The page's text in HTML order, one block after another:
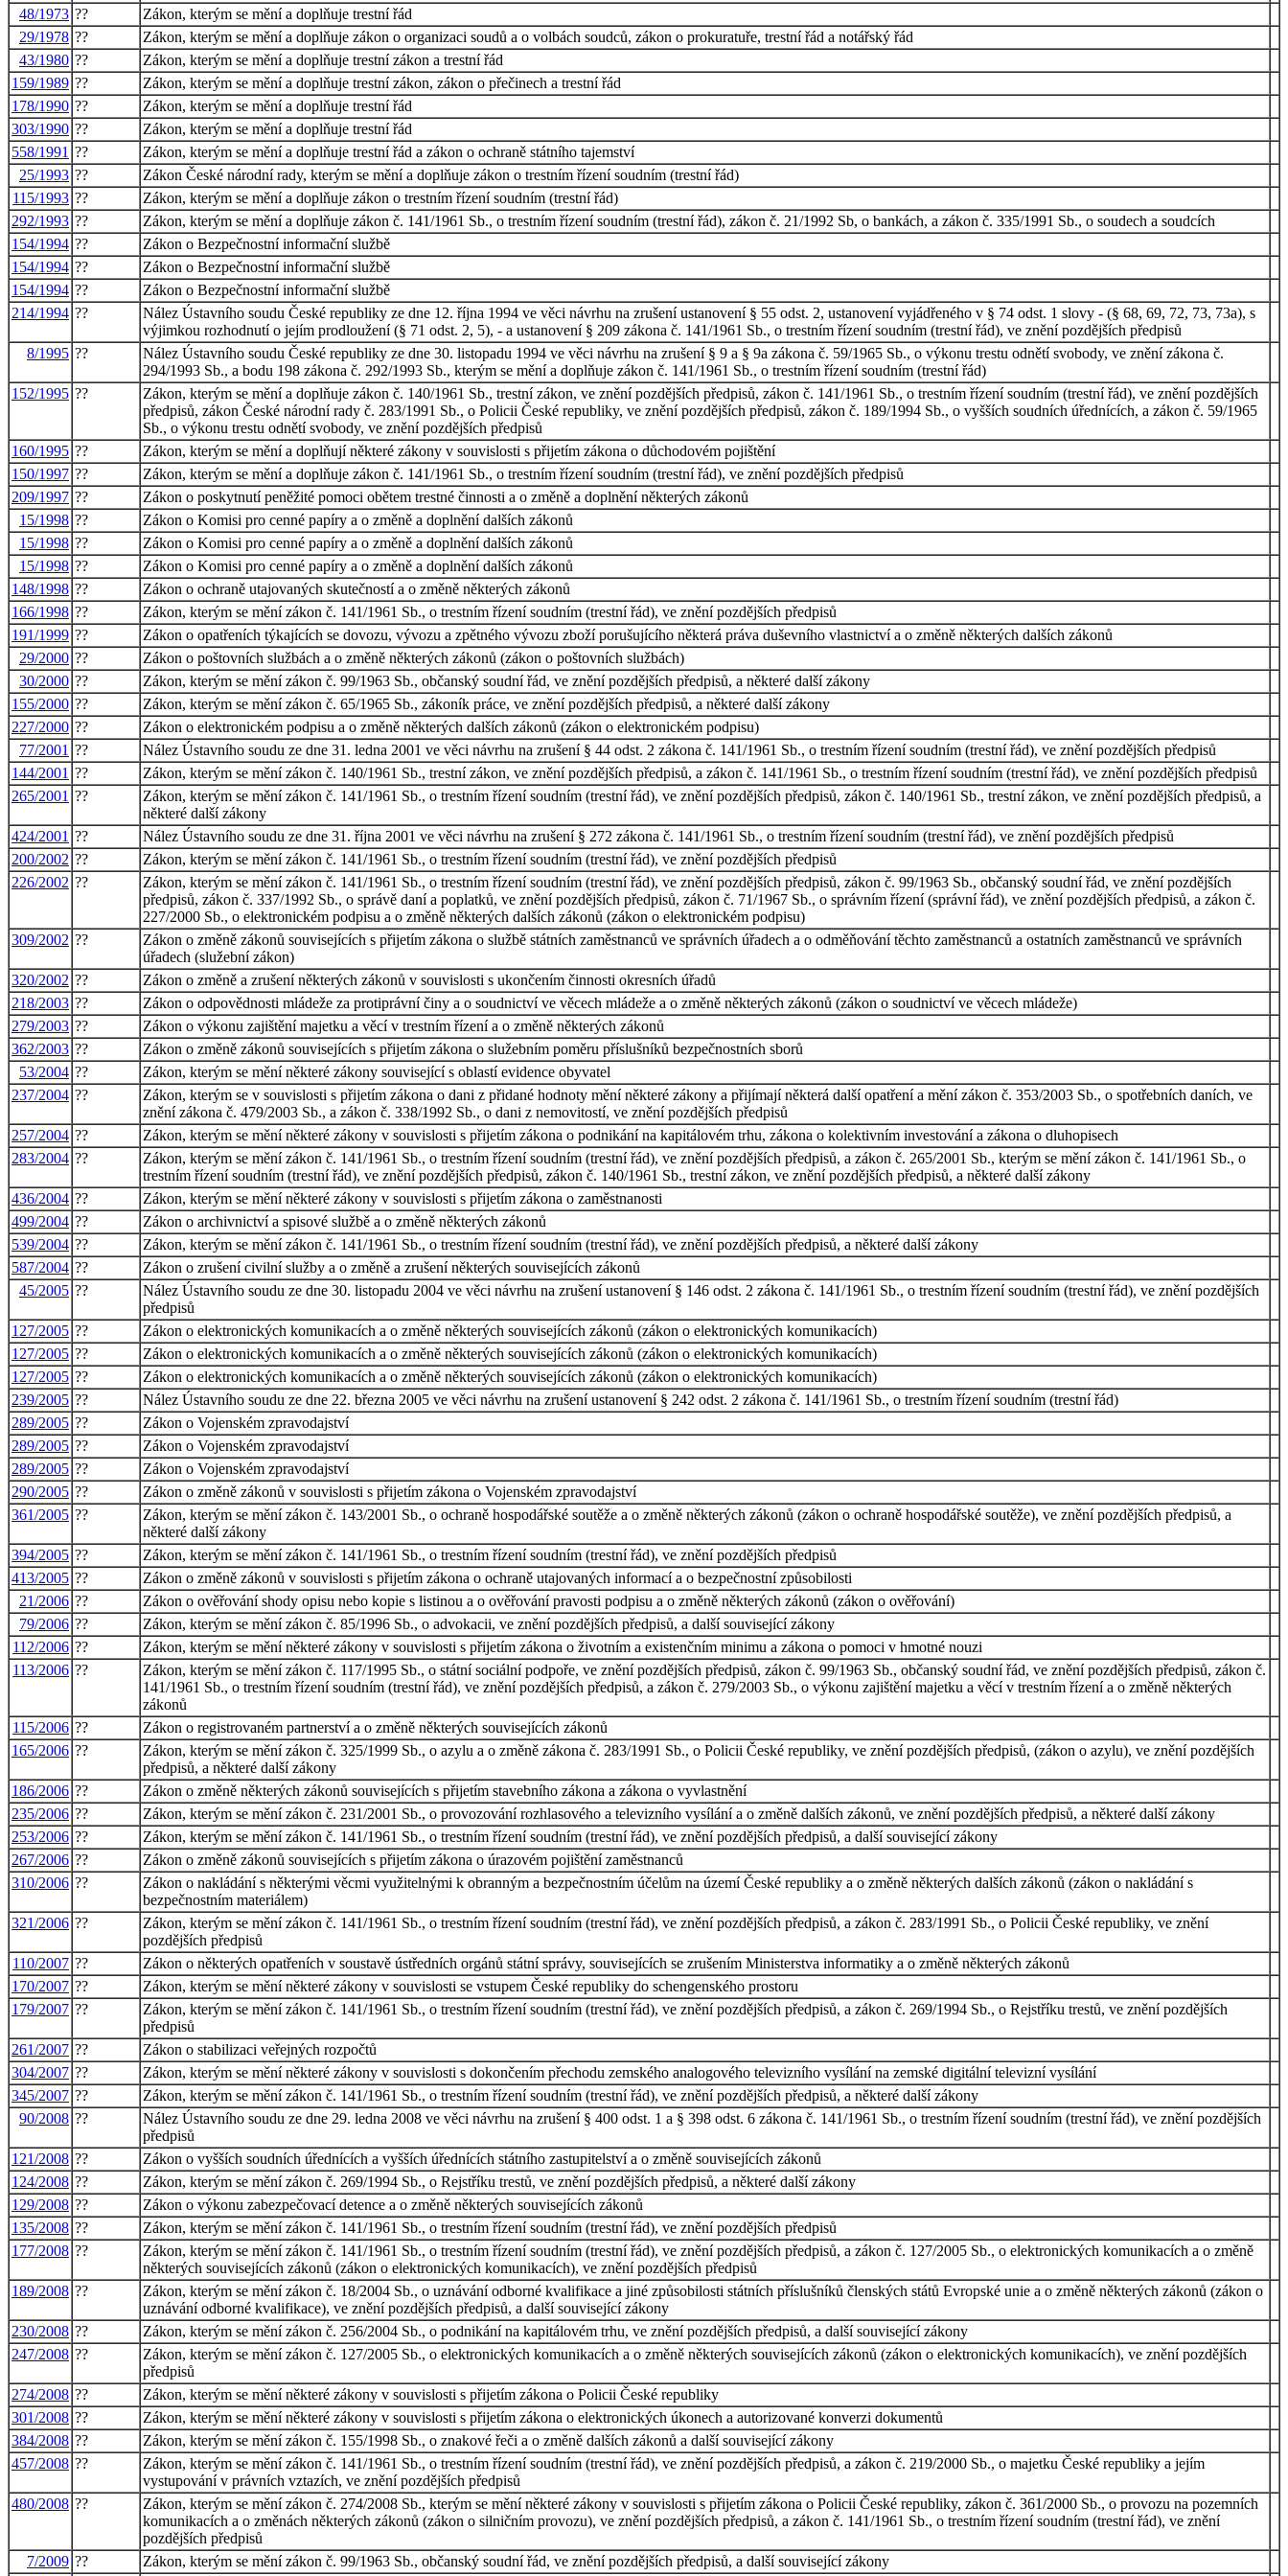
48/1973 ??
Zákon, kterým se mění a doplňuje trestní řád
29/1978 ??
Zákon, kterým se mění a doplňuje zákon o organizaci soudů a o volbách soudců, zákon o prokuratuře, trestní řád a notářský řád
43/1980 ??
Zákon, kterým se mění a doplňuje trestní zákon a trestní řád
159/1989 ??
Zákon, kterým se mění a doplňuje trestní zákon, zákon o přečinech a trestní řád
178/1990 ??
Zákon, kterým se mění a doplňuje trestní řád
303/1990 ??
Zákon, kterým se mění a doplňuje trestní řád
558/1991 ??
Zákon, kterým se mění a doplňuje trestní řád a zákon o ochraně státního tajemství
25/1993 ??
Zákon České národní rady, kterým se mění a doplňuje zákon o trestním řízení soudním (trestní řád)
115/1993 ??
Zákon, kterým se mění a doplňuje zákon o trestním řízení soudním (trestní řád)
292/1993 ??
Zákon, kterým se mění a doplňuje zákon č. 141/1961 Sb., o trestním řízení soudním (trestní řád), zákon č. 21/1992 Sb, o bankách, a zákon č. 335/1991 Sb., o soudech a soudcích
154/1994 ??
Zákon o Bezpečnostní informační službě
154/1994 ??
Zákon o Bezpečnostní informační službě
154/1994 ??
Zákon o Bezpečnostní informační službě
214/1994 ??
Nález Ústavního soudu České republiky ze dne 12. října 1994 ve věci návrhu na zrušení ustanovení § 55 odst. 2, ustanovení vyjádřeného v § 74 odst. 1 slovy - (§ 68, 69, 72, 73, 73a), s
výjimkou rozhodnutí o jejím prodloužení (§ 71 odst. 2, 5), - a ustanovení § 209 zákona č. 141/1961 Sb., o trestním řízení soudním (trestní řád), ve znění pozdějších předpisů
8/1995 ??
Nález Ústavního soudu České republiky ze dne 30. listopadu 1994 ve věci návrhu na zrušení § 9 a § 9a zákona č. 59/1965 Sb., o výkonu trestu odnětí svobody, ve znění zákona č.
294/1993 Sb., a bodu 198 zákona č. 292/1993 Sb., kterým se mění a doplňuje zákon č. 141/1961 Sb., o trestním řízení soudním (trestní řád)
152/1995 ??
Zákon, kterým se mění a doplňuje zákon č. 140/1961 Sb., trestní zákon, ve znění pozdějších předpisů, zákon č. 141/1961 Sb., o trestním řízení soudním (trestní řád), ve znění pozdějších
předpisů, zákon České národní rady č. 283/1991 Sb., o Policii České republiky, ve znění pozdějších předpisů, zákon č. 189/1994 Sb., o vyšších soudních úřednících, a zákon č. 59/1965
Sb., o výkonu trestu odnětí svobody, ve znění pozdějších předpisů
160/1995 ??
Zákon, kterým se mění a doplňují některé zákony v souvislosti s přijetím zákona o důchodovém pojištění
150/1997 ??
Zákon, kterým se mění a doplňuje zákon č. 141/1961 Sb., o trestním řízení soudním (trestní řád), ve znění pozdějších předpisů
209/1997 ??
Zákon o poskytnutí peněžité pomoci obětem trestné činnosti a o změně a doplnění některých zákonů
15/1998 ??
Zákon o Komisi pro cenné papíry a o změně a doplnění dalších zákonů
15/1998 ??
Zákon o Komisi pro cenné papíry a o změně a doplnění dalších zákonů
15/1998 ??
Zákon o Komisi pro cenné papíry a o změně a doplnění dalších zákonů
148/1998 ??
Zákon o ochraně utajovaných skutečností a o změně některých zákonů
166/1998 ??
Zákon, kterým se mění zákon č. 141/1961 Sb., o trestním řízení soudním (trestní řád), ve znění pozdějších předpisů
191/1999 ??
Zákon o opatřeních týkajících se dovozu, vývozu a zpětného vývozu zboží porušujícího některá práva duševního vlastnictví a o změně některých dalších zákonů
29/2000 ??
Zákon o poštovních službách a o změně některých zákonů (zákon o poštovních službách)
30/2000 ??
Zákon, kterým se mění zákon č. 99/1963 Sb., občanský soudní řád, ve znění pozdějších předpisů, a některé další zákony
155/2000 ??
Zákon, kterým se mění zákon č. 65/1965 Sb., zákoník práce, ve znění pozdějších předpisů, a některé další zákony
227/2000 ??
Zákon o elektronickém podpisu a o změně některých dalších zákonů (zákon o elektronickém podpisu)
77/2001 ??
Nález Ústavního soudu ze dne 31. ledna 2001 ve věci návrhu na zrušení § 44 odst. 2 zákona č. 141/1961 Sb., o trestním řízení soudním (trestní řád), ve znění pozdějších předpisů
144/2001 ??
Zákon, kterým se mění zákon č. 140/1961 Sb., trestní zákon, ve znění pozdějších předpisů, a zákon č. 141/1961 Sb., o trestním řízení soudním (trestní řád), ve znění pozdějších předpisů
265/2001 ??
Zákon, kterým se mění zákon č. 141/1961 Sb., o trestním řízení soudním (trestní řád), ve znění pozdějších předpisů, zákon č. 140/1961 Sb., trestní zákon, ve znění pozdějších předpisů, a
některé další zákony
424/2001 ??
Nález Ústavního soudu ze dne 31. října 2001 ve věci návrhu na zrušení § 272 zákona č. 141/1961 Sb., o trestním řízení soudním (trestní řád), ve znění pozdějších předpisů
200/2002 ??
Zákon, kterým se mění zákon č. 141/1961 Sb., o trestním řízení soudním (trestní řád), ve znění pozdějších předpisů
226/2002 ??
Zákon, kterým se mění zákon č. 141/1961 Sb., o trestním řízení soudním (trestní řád), ve znění pozdějších předpisů, zákon č. 99/1963 Sb., občanský soudní řád, ve znění pozdějších
předpisů, zákon č. 337/1992 Sb., o správě daní a poplatků, ve znění pozdějších předpisů, zákon č. 71/1967 Sb., o správním řízení (správní řád), ve znění pozdějších předpisů, a zákon č.
227/2000 Sb., o elektronickém podpisu a o změně některých dalších zákonů (zákon o elektronickém podpisu)
309/2002 ??
Zákon o změně zákonů souvisejících s přijetím zákona o službě státních zaměstnanců ve správních úřadech a o odměňování těchto zaměstnanců a ostatních zaměstnanců ve správních
úřadech (služební zákon)
320/2002 ??
Zákon o změně a zrušení některých zákonů v souvislosti s ukončením činnosti okresních úřadů
218/2003 ??
Zákon o odpovědnosti mládeže za protiprávní činy a o soudnictví ve věcech mládeže a o změně některých zákonů (zákon o soudnictví ve věcech mládeže)
279/2003 ??
Zákon o výkonu zajištění majetku a věcí v trestním řízení a o změně některých zákonů
362/2003 ??
Zákon o změně zákonů souvisejících s přijetím zákona o služebním poměru příslušníků bezpečnostních sborů
53/2004 ??
Zákon, kterým se mění některé zákony související s oblastí evidence obyvatel
237/2004 ??
Zákon, kterým se v souvislosti s přijetím zákona o dani z přidané hodnoty mění některé zákony a přijímají některá další opatření a mění zákon č. 353/2003 Sb., o spotřebních daních, ve
znění zákona č. 479/2003 Sb., a zákon č. 338/1992 Sb., o dani z nemovitostí, ve znění pozdějších předpisů
257/2004 ??
Zákon, kterým se mění některé zákony v souvislosti s přijetím zákona o podnikání na kapitálovém trhu, zákona o kolektivním investování a zákona o dluhopisech
283/2004 ??
Zákon, kterým se mění zákon č. 141/1961 Sb., o trestním řízení soudním (trestní řád), ve znění pozdějších předpisů, a zákon č. 265/2001 Sb., kterým se mění zákon č. 141/1961 Sb., o
trestním řízení soudním (trestní řád), ve znění pozdějších předpisů, zákon č. 140/1961 Sb., trestní zákon, ve znění pozdějších předpisů, a některé další zákony
436/2004 ??
Zákon, kterým se mění některé zákony v souvislosti s přijetím zákona o zaměstnanosti
499/2004 ??
Zákon o archivnictví a spisové službě a o změně některých zákonů
539/2004 ??
Zákon, kterým se mění zákon č. 141/1961 Sb., o trestním řízení soudním (trestní řád), ve znění pozdějších předpisů, a některé další zákony
587/2004 ??
Zákon o zrušení civilní služby a o změně a zrušení některých souvisejících zákonů
45/2005 ??
Nález Ústavního soudu ze dne 30. listopadu 2004 ve věci návrhu na zrušení ustanovení § 146 odst. 2 zákona č. 141/1961 Sb., o trestním řízení soudním (trestní řád), ve znění pozdějších
předpisů
127/2005 ??
Zákon o elektronických komunikacích a o změně některých souvisejících zákonů (zákon o elektronických komunikacích)
127/2005 ??
Zákon o elektronických komunikacích a o změně některých souvisejících zákonů (zákon o elektronických komunikacích)
127/2005 ??
Zákon o elektronických komunikacích a o změně některých souvisejících zákonů (zákon o elektronických komunikacích)
239/2005 ??
Nález Ústavního soudu ze dne 22. března 2005 ve věci návrhu na zrušení ustanovení § 242 odst. 2 zákona č. 141/1961 Sb., o trestním řízení soudním (trestní řád)
289/2005 ??
Zákon o Vojenském zpravodajství
289/2005 ??
Zákon o Vojenském zpravodajství
289/2005 ??
Zákon o Vojenském zpravodajství
290/2005 ??
Zákon o změně zákonů v souvislosti s přijetím zákona o Vojenském zpravodajství
361/2005 ??
Zákon, kterým se mění zákon č. 143/2001 Sb., o ochraně hospodářské soutěže a o změně některých zákonů (zákon o ochraně hospodářské soutěže), ve znění pozdějších předpisů, a
některé další zákony
394/2005 ??
Zákon, kterým se mění zákon č. 141/1961 Sb., o trestním řízení soudním (trestní řád), ve znění pozdějších předpisů
413/2005 ??
Zákon o změně zákonů v souvislosti s přijetím zákona o ochraně utajovaných informací a o bezpečnostní způsobilosti
21/2006 ??
Zákon o ověřování shody opisu nebo kopie s listinou a o ověřování pravosti podpisu a o změně některých zákonů (zákon o ověřování)
79/2006 ??
Zákon, kterým se mění zákon č. 85/1996 Sb., o advokacii, ve znění pozdějších předpisů, a další související zákony
112/2006 ??
Zákon, kterým se mění některé zákony v souvislosti s přijetím zákona o životním a existenčním minimu a zákona o pomoci v hmotné nouzi
113/2006 ??
Zákon, kterým se mění zákon č. 117/1995 Sb., o státní sociální podpoře, ve znění pozdějších předpisů, zákon č. 99/1963 Sb., občanský soudní řád, ve znění pozdějších předpisů, zákon č.
141/1961 Sb., o trestním řízení soudním (trestní řád), ve znění pozdějších předpisů, a zákon č. 279/2003 Sb., o výkonu zajištění majetku a věcí v trestním řízení a o změně některých
zákonů
115/2006 ??
Zákon o registrovaném partnerství a o změně některých souvisejících zákonů
165/2006 ??
Zákon, kterým se mění zákon č. 325/1999 Sb., o azylu a o změně zákona č. 283/1991 Sb., o Policii České republiky, ve znění pozdějších předpisů, (zákon o azylu), ve znění pozdějších
předpisů, a některé další zákony
186/2006 ??
Zákon o změně některých zákonů souvisejících s přijetím stavebního zákona a zákona o vyvlastnění
235/2006 ??
Zákon, kterým se mění zákon č. 231/2001 Sb., o provozování rozhlasového a televizního vysílání a o změně dalších zákonů, ve znění pozdějších předpisů, a některé další zákony
253/2006 ??
Zákon, kterým se mění zákon č. 141/1961 Sb., o trestním řízení soudním (trestní řád), ve znění pozdějších předpisů, a další související zákony
267/2006 ??
Zákon o změně zákonů souvisejících s přijetím zákona o úrazovém pojištění zaměstnanců
310/2006 ??
Zákon o nakládání s některými věcmi využitelnými k obranným a bezpečnostním účelům na území České republiky a o změně některých dalších zákonů (zákon o nakládání s
bezpečnostním materiálem)
321/2006 ??
Zákon, kterým se mění zákon č. 141/1961 Sb., o trestním řízení soudním (trestní řád), ve znění pozdějších předpisů, a zákon č. 283/1991 Sb., o Policii České republiky, ve znění
pozdějších předpisů
110/2007 ??
Zákon o některých opatřeních v soustavě ústředních orgánů státní správy, souvisejících se zrušením Ministerstva informatiky a o změně některých zákonů
170/2007 ??
Zákon, kterým se mění některé zákony v souvislosti se vstupem České republiky do schengenského prostoru
179/2007 ??
Zákon, kterým se mění zákon č. 141/1961 Sb., o trestním řízení soudním (trestní řád), ve znění pozdějších předpisů, a zákon č. 269/1994 Sb., o Rejstříku trestů, ve znění pozdějších
předpisů
261/2007 ??
Zákon o stabilizaci veřejných rozpočtů
304/2007 ??
Zákon, kterým se mění některé zákony v souvislosti s dokončením přechodu zemského analogového televizního vysílání na zemské digitální televizní vysílání
345/2007 ??
Zákon, kterým se mění zákon č. 141/1961 Sb., o trestním řízení soudním (trestní řád), ve znění pozdějších předpisů, a některé další zákony
90/2008 ??
Nález Ústavního soudu ze dne 29. ledna 2008 ve věci návrhu na zrušení § 400 odst. 1 a § 398 odst. 6 zákona č. 141/1961 Sb., o trestním řízení soudním (trestní řád), ve znění pozdějších
předpisů
121/2008 ??
Zákon o vyšších soudních úřednících a vyšších úřednících státního zastupitelství a o změně souvisejících zákonů
124/2008 ??
Zákon, kterým se mění zákon č. 269/1994 Sb., o Rejstříku trestů, ve znění pozdějších předpisů, a některé další zákony
129/2008 ??
Zákon o výkonu zabezpečovací detence a o změně některých souvisejících zákonů
135/2008 ??
Zákon, kterým se mění zákon č. 141/1961 Sb., o trestním řízení soudním (trestní řád), ve znění pozdějších předpisů
177/2008 ??
Zákon, kterým se mění zákon č. 141/1961 Sb., o trestním řízení soudním (trestní řád), ve znění pozdějších předpisů, a zákon č. 127/2005 Sb., o elektronických komunikacích a o změně
některých souvisejících zákonů (zákon o elektronických komunikacích), ve znění pozdějších předpisů
189/2008 ??
Zákon, kterým se mění zákon č. 18/2004 Sb., o uznávání odborné kvalifikace a jiné způsobilosti státních příslušníků členských států Evropské unie a o změně některých zákonů (zákon o
uznávání odborné kvalifikace), ve znění pozdějších předpisů, a další související zákony
230/2008 ??
Zákon, kterým se mění zákon č. 256/2004 Sb., o podnikání na kapitálovém trhu, ve znění pozdějších předpisů, a další související zákony
247/2008 ??
Zákon, kterým se mění zákon č. 127/2005 Sb., o elektronických komunikacích a o změně některých souvisejících zákonů (zákon o elektronických komunikacích), ve znění pozdějších
předpisů
274/2008 ??
Zákon, kterým se mění některé zákony v souvislosti s přijetím zákona o Policii České republiky
301/2008 ??
Zákon, kterým se mění některé zákony v souvislosti s přijetím zákona o elektronických úkonech a autorizované konverzi dokumentů
384/2008 ??
Zákon, kterým se mění zákon č. 155/1998 Sb., o znakové řeči a o změně dalších zákonů a další související zákony
457/2008 ??
Zákon, kterým se mění zákon č. 141/1961 Sb., o trestním řízení soudním (trestní řád), ve znění pozdějších předpisů, a zákon č. 219/2000 Sb., o majetku České republiky a jejím
vystupování v právních vztazích, ve znění pozdějších předpisů
480/2008 ??
Zákon, kterým se mění zákon č. 274/2008 Sb., kterým se mění některé zákony v souvislosti s přijetím zákona o Policii České republiky, zákon č. 361/2000 Sb., o provozu na pozemních
komunikacích a o změnách některých zákonů (zákon o silničním provozu), ve znění pozdějších předpisů, a zákon č. 141/1961 Sb., o trestním řízení soudním (trestní řád), ve znění
pozdějších předpisů
7/2009 ??
Zákon, kterým se mění zákon č. 99/1963 Sb., občanský soudní řád, ve znění pozdějších předpisů, a další související zákony